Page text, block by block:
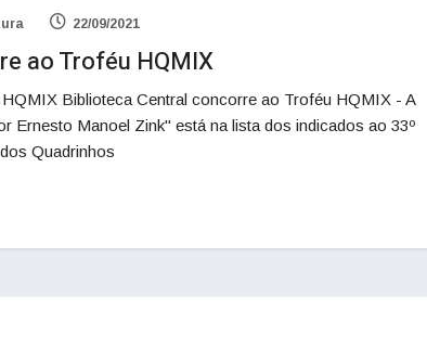
22/09/2021
ao Troféu HQMIX
Biblioteca Central concorre ao Troféu HQMIX - A
Ernesto Manoel Zink" está na lista dos indicados ao 33º
Quadrinhos